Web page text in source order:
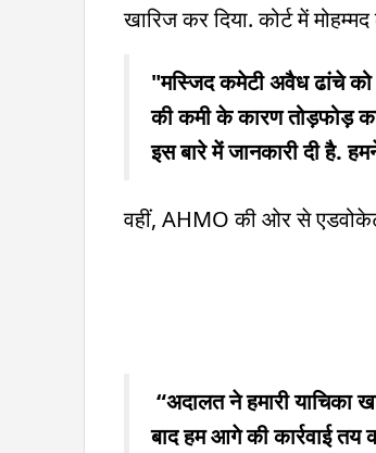
खारिज कर दिया. कोर्ट में
"मस्जिद कमेटी अवैध ढांचे को
की कमी के कारण तोड़फोड़
इस बारे में जानकारी दी है.
वहीं, AHMO की ओर से
“अदालत ने हमारी
बाद हम आगे की कार्रवाई तय